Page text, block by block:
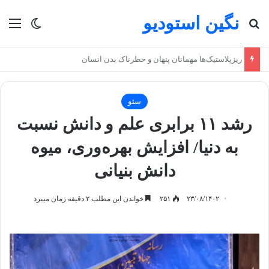
تغییر نگین استودیو
جستجو برای
ریزپلاستیک‌ها مهمانان پنهان و خطرناک بدن انسان
سئو
رشد ۱۱ برابری علم و دانش نسبت
به دنیا/ افزایش بهره‌وری، میوه
دانش بنیانی
۲۳/۰۸/۱۴۰۲ ۲۵۱ خواندن این مطلب ۲ دقیقه زمان میبرد